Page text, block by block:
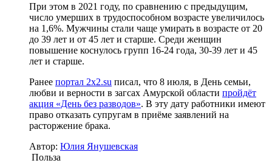
При этом в 2021 году, по сравнению с предыдущим,
число умерших в трудоспособном возрасте увеличилось
на 1,6%. Мужчины стали чаще умирать в возрасте от 20
до 39 лет и от 45 лет и старше. Среди женщин
повышение коснулось групп 16-24 года, 30-39 лет и 45
лет и старше.
Ранее портал 2x2.su писал, что 8 июля, в День семьи,
любви и верности в загсах Амурской области пройдёт
акция «День без разводов». В эту дату работники имеют
право отказать супругам в приёме заявлений на
расторжение брака.
Автор: Юлия Янушевская
Польза